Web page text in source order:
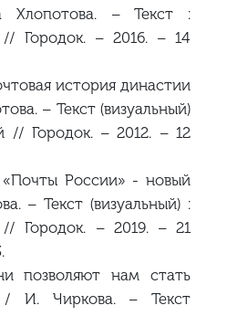
Хлопотова. – Текст :
// Городок. – 2016. – 14
история династии
– Текст (визуальный)
// Городок. – 2012. – 12
России» - новый
– Текст (визуальный) :
// Городок. – 2019. – 21
позволяют нам стать
И. Чиркова. – Текст